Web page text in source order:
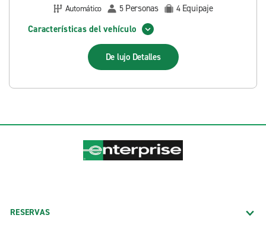
Automático
5 Personas 4 Equipaje
Características del vehículo
De lujo Detalles
RESERVAS